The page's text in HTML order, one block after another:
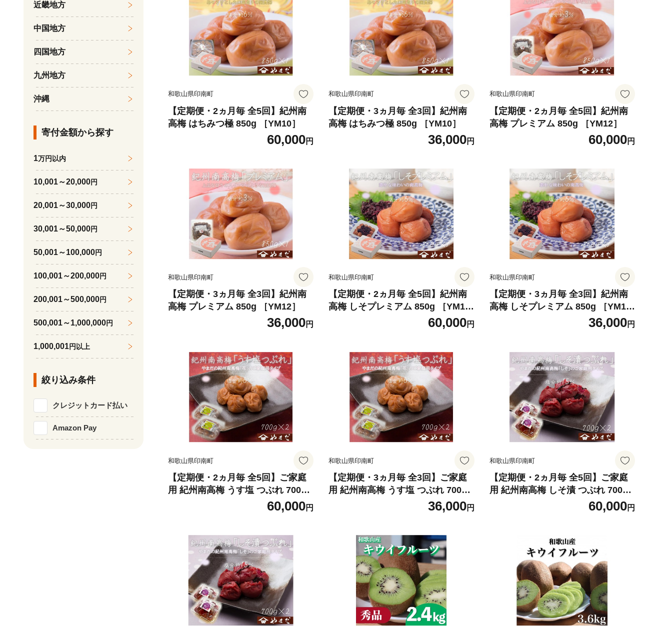
和歌山県印南町
【定期便・2ヵ月毎 全5回】紀州南
高梅 はちみつ極 850g ［YM10］
60,000円
和歌山県印南町
【定期便・3ヵ月毎 全3回】紀州南
高梅 はちみつ極 850g ［YM10］
36,000円
和歌山県印南町
【定期便・2ヵ月毎 全5回】紀州南
高梅 プレミアム 850g ［YM12］
60,000円
和歌山県印南町
【定期便・3ヵ月毎 全3回】紀州南
高梅 プレミアム 850g ［YM12］
36,000円
和歌山県印南町
【定期便・2ヵ月毎 全5回】紀州南
高梅 しそプレミアム 850g ［YM1
60,000円
和歌山県印南町
【定期便・3ヵ月毎 全3回】紀州南
高梅 しそプレミアム 850g ［YM1
36,000円
和歌山県印南町
【定期便・2ヵ月毎 全5回】ご家庭
用 紀州南高梅 うす塩 つぶれ 700g×
60,000円
和歌山県印南町
【定期便・3ヵ月毎 全3回】ご家庭
用 紀州南高梅 うす塩 つぶれ 700g×
36,000円
和歌山県印南町
【定期便・2ヵ月毎 全5回】ご家庭
用 紀州南高梅 しそ漬 つぶれ 700g×
60,000円
近畿地方
中国地方
四国地方
九州地方
沖縄
寄付金額から探す
1万円以内
10,001～20,000円
20,001～30,000円
30,001～50,000円
50,001～100,000円
100,001～200,000円
200,001～500,000円
500,001～1,000,000円
1,000,001円以上
絞り込み条件
クレジットカード払い
Amazon Pay